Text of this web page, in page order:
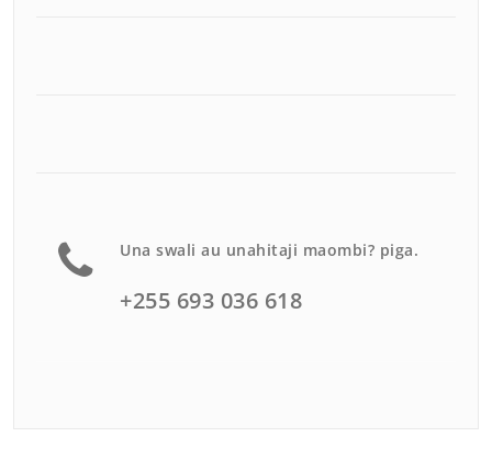
Una swali au unahitaji maombi? piga.
+255 693 036 618